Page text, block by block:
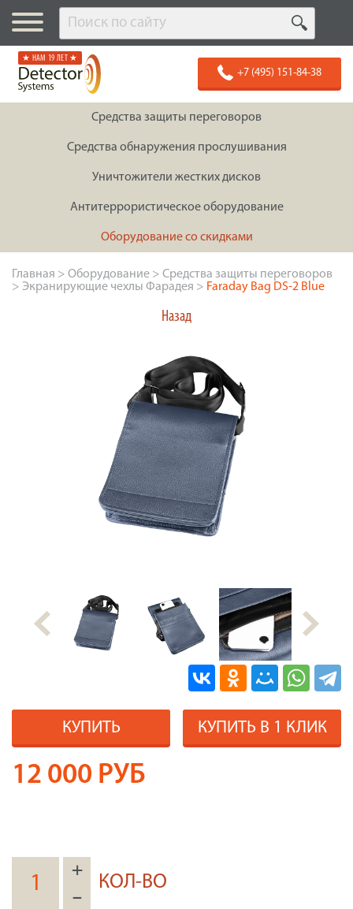
★ НАМ 19 ЛЕТ ★
+7 (495) 151-84-38
Средства защиты переговоров
Средства обнаружения прослушивания
Уничтожители жестких дисков
Антитеррористическое оборудование
Оборудование со скидками
Главная > Оборудование > Средства защиты переговоров
> Экранирующие чехлы Фарадея > Faraday Bag DS-2 Blue
Назад
КУПИТЬ КУПИТЬ В 1 КЛИК
12 000 РУБ
+
–
КОЛ-ВО